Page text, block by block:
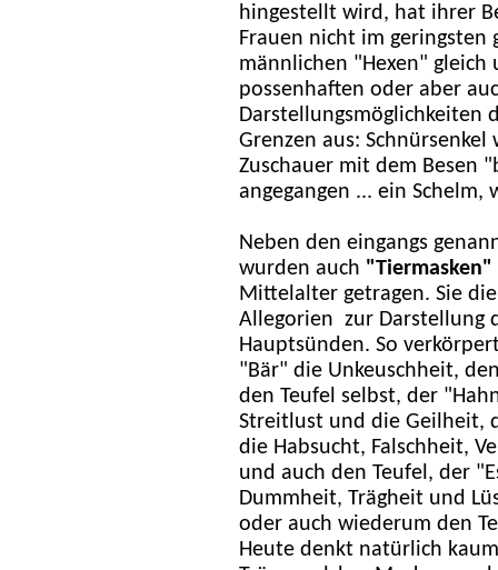
hingestellt wird, hat ihrer
Frauen nicht im geringsten
männlichen "Hexen" gleich
possenhaften oder aber
Darstellungsmöglichkeiten
Grenzen aus:
Zuschauer mit dem Besen
angegangen ... ein Schelm,
Neben den eingangs
wurden auch "Tiermasken"
Mittelalter getragen. Sie
Allegorien zur Darstellung
Hauptsünden. So
"Bär" die Unkeuschheit,
den Teufel selbst, der
Streitlust und die Geilheit,
die Habsucht, Falschheit,
und auch den Teufel, der
Dummheit, Trägheit und
oder auch wiederum den
Heute denkt natürlich